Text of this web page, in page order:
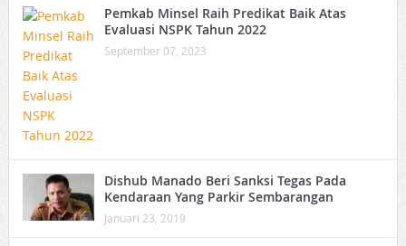
Pemkab Minsel Raih Predikat Baik Atas
Evaluasi NSPK Tahun 2022
September 07, 2023
Dishub Manado Beri Sanksi Tegas Pada
Kendaraan Yang Parkir Sembarangan
Januari 23, 2019